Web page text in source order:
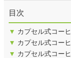
目次
▼ カプセル式コー
▼ カプセル式コー
▼ カプセル式コー